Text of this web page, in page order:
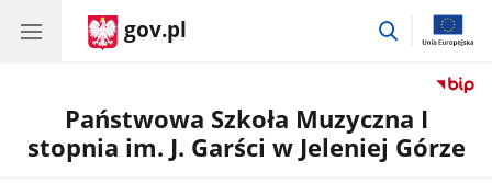
gov.pl
przejdź
Państwowa Szkoła Muzyczna I
stopnia im. J. Garści w Jeleniej Górze